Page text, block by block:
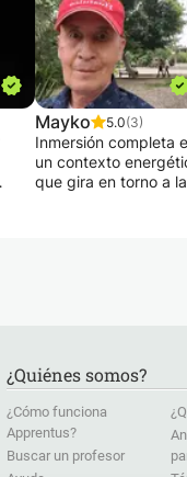
Mayko 5.0(3)
Inmersión completa
un contexto
que gira en torno a la
Programas de
Conversación guiada
Español médico
estudios
¿Quiénes somos?
¿Cómo funciona
Apprentus?
Buscar un profesor